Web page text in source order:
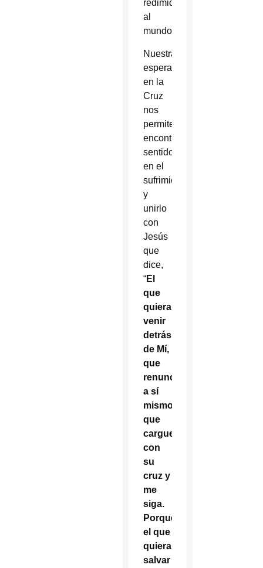
redimido
al
mundo”.
Nuestra
esperanza
en la
Cruz
nos
permite
encontrar
sentido
en el
sufrimiento
y
unirlo
con
Jesús
que
dice,
“El
que
quiera
venir
detrás
de Mí,
que
renuncie
a sí
mismo,
que
cargue
con
su
cruz y
me
siga.
Porque
el que
quiera
salvar